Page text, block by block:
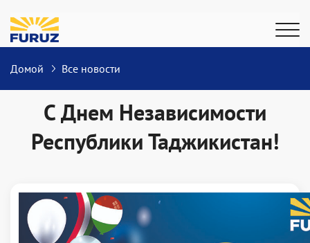
Домой Все новости
С Днем Независимости
Республики Таджикистан!